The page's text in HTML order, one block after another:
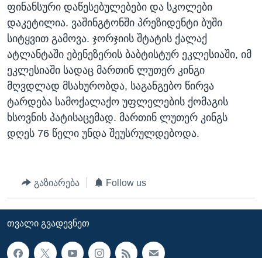
ᲡᲢᲣᲓᲘᲐ ᲕᲐᲨᲘᲜᲒᲢᲝᲜᲘ
ᲔᲙᲝᲜᲝᲛᲘᲙᲐ
ᲯᲐᲜᲛᲠᲗᲔᲚᲝᲑᲐ
ᲛᲔᲪᲜᲘᲔᲠᲔᲑᲐ
ᲘᲜᲢᲔᲠᲕᲘᲣ
ᲙᲣᲚᲢᲣᲠᲐ
ᲒᲐᲚᲘᲚᲔᲝ
ᲓᲔᲖᲘᲜᲤᲝᲠᲛᲐᲪᲘᲐ
Learning English
ᲗᲕᲐᲚᲘ ᲒᲕᲐᲓᲔᲕᲜᲔᲗ
ენები
ფინანსური დაწესებულებები და სკოლები
დაკეტილია. ვაშინგტონში პრეზიდენტი ბუში
სიტყვით გამოვა. ჯორჯიის შტატის ქალაქ
ატლანტაში ებენეზერის ბაბტისტურ ეკლესიაში, იმ
ეკლესიაში სადაც მართინ ლუთერ კინგი
მღვდლად მსახურობდა, საგანგებო წირვა
ტარდება სამოქალაქო უფლელების ქომაგის
ხსოვნის პატისაცემად. მართინ ლუთერ კინგს
დღეს 76 წელი უნდა შეუსრულდებოდა.
გაზიარება Follow us
ᲗᲕᲐᲚᲘ ᲒᲕᲐᲓᲔᲕᲜᲔᲗ